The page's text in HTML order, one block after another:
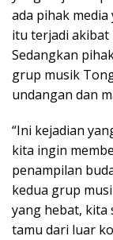
ada pihak
itu terjadi akibat
Sedangkan
grup musik
undangan dan
“Ini kejadian
kita ingin
penampilan
kedua grup
yang hebat,
tamu dari luar